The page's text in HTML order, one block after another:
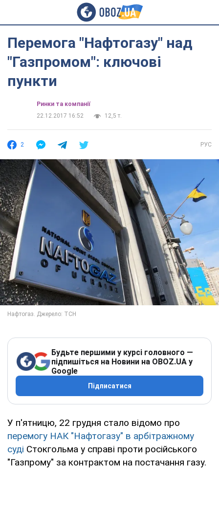
Перемога "Нафтогазу" над
"Газпромом": ключові
пункти
Ринки та компанії
22.12.2017 16:52
12,5 т.
2 РУС
Будьте першими у курсі головного —
підпишіться на Новини на OBOZ.UA у
Google
Підписатися
У п'ятницю, 22 грудня стало відомо про
перемогу НАК "Нафтогазу" в арбітражному
суді Стокгольма у справі проти російського
"Газпрому" за контрактом на постачання газу.